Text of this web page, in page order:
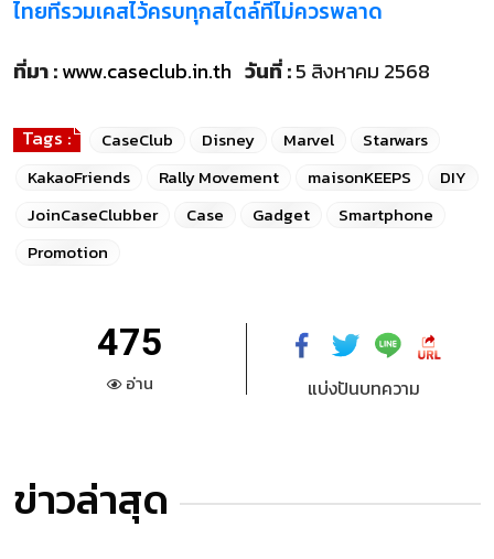
ไทยที่รวมเคสไว้ครบทุกสไตล์ที่ไม่ควรพลาด
ที่มา :www.caseclub.in.th วันที่ :5 สิงหาคม 2568
Tags : CaseClub Disney Marvel
Starwars
KakaoFriends
Rally Movement maisonKEEPS
DIY
JoinCaseClubber
Case Gadget
Smartphone
Promotion
475
อ่าน แบ่งปันบทความ
ข่าวล่าสุด